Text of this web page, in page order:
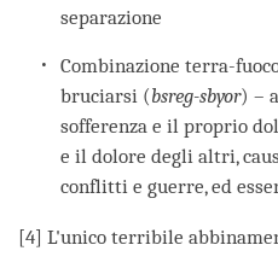
separazione
Combinazione terra-
bruciarsi (bsreg-sbyor) –
sofferenza e il proprio
e il dolore degli altri,
conflitti e guerre, ed
[4] L'unico terribile